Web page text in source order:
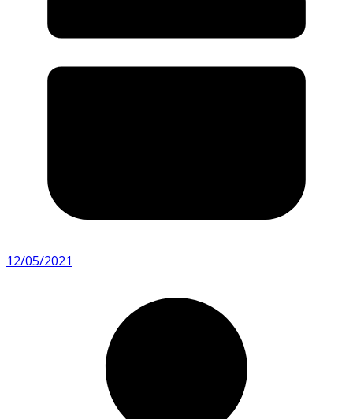
12/05/2021